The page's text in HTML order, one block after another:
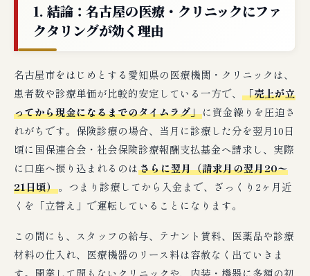
1. 結論：名古屋の医療・クリニックにファ
クタリングが効く理由
名古屋市をはじめとする愛知県の医療機関・クリニックは、
患者数や診療単価が比較的安定している一方で、 「売上が立
ってから現金になるまでのタイムラグ」に資金繰りを圧迫さ
れがちです。保険診療の場合、当月に診療した分を翌月10日
頃に国保連合会・社会保険診療報酬支払基金へ請求し、実際
に口座へ振り込まれるのはさらに翌月（請求月の翌月20〜
21日頃）。つまり診療してから入金まで、ざっくり2ヶ月近
くを「立替え」で運転していることになります。
この間にも、スタッフの給与、テナント賃料、医薬品や診療
材料の仕入れ、医療機器のリース料は容赦なく出ていきま
す。開業して間もないクリニックや、内装・機器に多額の初